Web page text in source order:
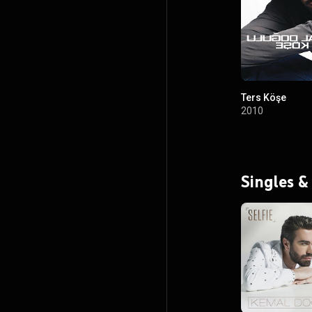
Ters Köşe
2010
Singles &